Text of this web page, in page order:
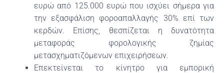
ευρώ από 125.000 ευρώ που ισχύει σήμερα για
την εξασφάλιση φοροαπαλλαγής 30% επί των
κερδών. Επίσης, θεσπίζεται η δυνατότητα
μεταφοράς φορολογικής ζημίας
μετασχηματιζόμενων επιχειρήσεων.
Επεκτείνεται το κίνητρο για εμπορική